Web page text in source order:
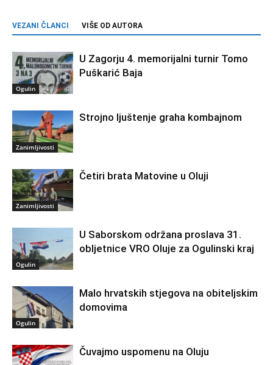
VEZANI ČLANCI VIŠE OD AUTORA
Ogulin
U Zagorju 4. memorijalni turnir Tomo
Puškarić Baja
Zanimljivosti
Strojno ljuštenje graha kombajnom
Zanimljivosti
Četiri brata Matovine u Oluji
Ogulin
U Saborskom održana proslava 31.
obljetnice VRO Oluje za Ogulinski kraj
Ogulin
Malo hrvatskih stjegova na obiteljskim
domovima
Čuvajmo uspomenu na Oluju